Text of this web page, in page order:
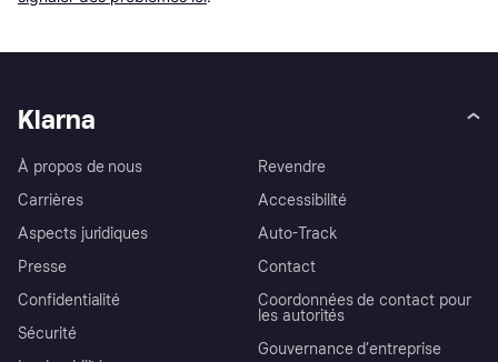
Klarna
À propos de nous
Carrières
Aspects juridiques
Presse
Confidentialité
Sécurité
Revendre
Accessibilité
Auto-Track
Contact
Coordonnées de contact pour
les autorités
Gouvernance d’entreprise